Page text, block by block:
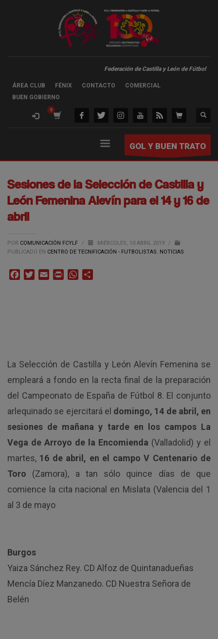
Federación de Castilla y León de Fútbol
ÁREA CLUB FÉNIX CONTACTO
COMERCIAL
BUEN GOBIERNO
GOL Y BUEN TRATO
Sesiones de la Selección de Castilla y
León Femenina Alevín para el 14 y 16 de
abril
POR COMUNICACIÓN FCYLF / MIÉRCOLES, 10 ABRIL 2019
/
PUBLICADO EN CENTRO DE TECNIFICACIÓN - FUTBOLISTAS, NOTICIAS
FacebookTwitterEmail Print WhatsApp
La Selección de Castilla y León Alevín Femenina se
empleará a fondo en la recta final de la preparación
del Campeonato de España de Fútbol 8. El conjunto
arlequinado se ejercitará el domingo, 14 de abril, en
sesiones de mañana y tarde en los campos La
Vega de Arroyo de la Encomienda (Valladolid) y el
martes, 16 de abril, en el campo V Centenario de
Toro (Zamora), a tan sólo quince días de que
comience la cita nacional en Mislata (Valencia del 1
al 3 de mayo
Burgos
Yaiza Sánchez Rey. CD Alfoz de Quintanadueñas
Mencía Díez Manzanedo. CD Nuestra Señora de
Belén